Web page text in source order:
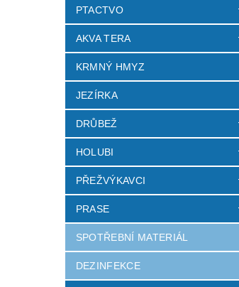
PTACTVO
AKVA TERA
KRMNÝ HMYZ
JEZÍRKA
DRŮBEŽ
HOLUBI
PŘEŽVÝKAVCI
PRASE
SPOTŘEBNÍ MATERIÁL
DEZINFEKCE